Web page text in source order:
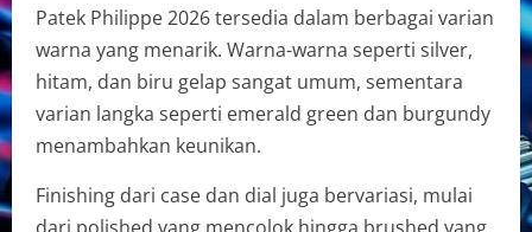
Patek Philippe 2026 tersedia dalam berbagai varian
warna yang menarik. Warna-warna seperti silver,
hitam, dan biru gelap sangat umum, sementara
varian langka seperti emerald green dan burgundy
menambahkan keunikan.
Finishing dari case dan dial juga bervariasi, mulai